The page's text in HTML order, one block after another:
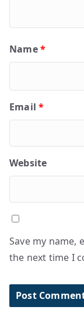
Name*
Email*
Website
Save my name,
the next time I